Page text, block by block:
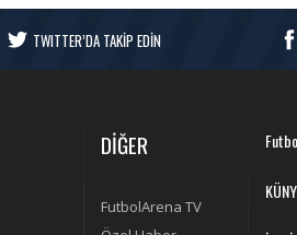
TWITTER’DA TAKİP EDİN
DİĞER
FutbolArena TV